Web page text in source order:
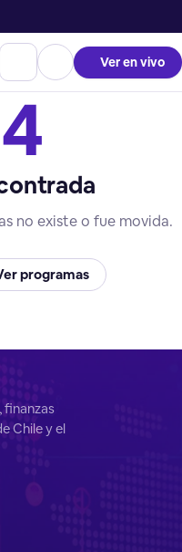
Ver en vivo
no existe o fue movida.
programas
finanzas
Chile y el